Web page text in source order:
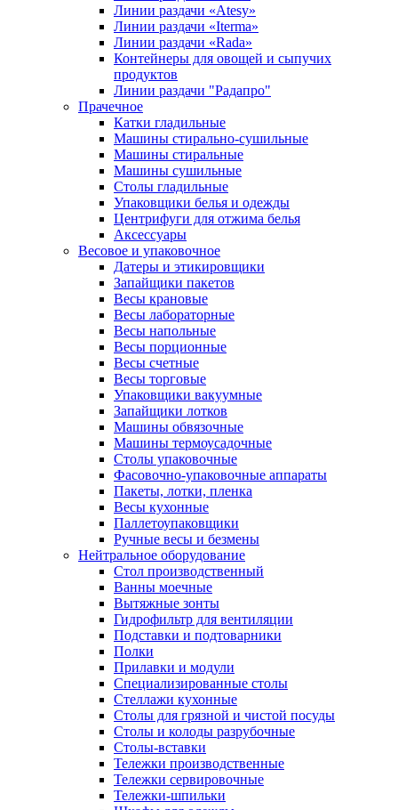
Линии раздачи «Atesy»
Линии раздачи «Iterma»
Линии раздачи «Rada»
Контейнеры для овощей и сыпучих
продуктов
Линии раздачи "Радапро"
Прачечное
Катки гладильные
Машины стирально-сушильные
Машины стиральные
Машины сушильные
Столы гладильные
Упаковщики белья и одежды
Центрифуги для отжима белья
Аксессуары
Весовое и упаковочное
Датеры и этикировщики
Запайщики пакетов
Весы крановые
Весы лабораторные
Весы напольные
Весы порционные
Весы счетные
Весы торговые
Упаковщики вакуумные
Запайщики лотков
Машины обвязочные
Машины термоусадочные
Столы упаковочные
Фасовочно-упаковочные аппараты
Пакеты, лотки, пленка
Весы кухонные
Паллетоупаковщики
Ручные весы и безмены
Нейтральное оборудование
Cтол производственный
Ванны моечные
Вытяжные зонты
Гидрофильтр для вентиляции
Подставки и подтоварники
Полки
Прилавки и модули
Специализированные столы
Стеллажи кухонные
Столы для грязной и чистой посуды
Столы и колоды разрубочные
Столы-вставки
Тележки производственные
Тележки сервировочные
Тележки-шпильки